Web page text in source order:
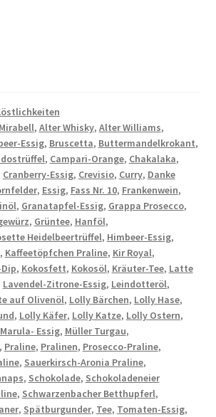
, Alter Whisky, Alter Williams,
Essig, Bruscetta, Buttermandelkrokant,
, Campari-Orange, Chakalaka,
Cranberry-Essig, Crevisio, Curry, Danke
, Essig, Fass Nr. 10, Frankenwein,
, Granatapfel-Essig, Grappa Prosecco,
, Grüntee, Hanföl,
Heidelbeertrüffel, Himbeer-Essig,
, Kaffeetöpfchen Praline, Kir Royal,
, Kokosfett, Kokosöl, Kräuter-Tee, Latte
Lavendel-Zitrone-Essig, Leindotteröl,
auf Olivenöl, Lolly Bärchen, Lolly Hase,
, Lolly Käfer, Lolly Katze, Lolly Ostern,
Marula- Essig, Müller Turgau,
Praline, Pralinen, Prosecco-Praline,
, Sauerkirsch-Aronia Praline,
, Schokolade, Schokoladeneier
, Schwarzenbacher Betthupferl,
, Spätburgunder, Tee, Tomaten-Essig,